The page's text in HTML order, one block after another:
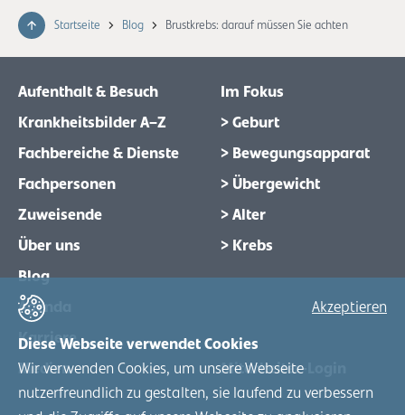
Diese Webseite verwendet Cookies
Wir verwenden Cookies, um unsere Webseite
nutzerfreundlich zu gestalten, sie laufend zu verbessern
Akzeptieren
Startseite Blog Brustkrebs: darauf müssen Sie achten
Aufenthalt & Besuch
Krankheitsbilder A–Z
Fachbereiche & Dienste
Fachpersonen
Zuweisende
Über uns
Blog
Agenda
Karriere
Medien
Im Fokus
> Geburt
> Bewegungsapparat
> Übergewicht
> Alter
> Krebs
Mitarbeiter-Login